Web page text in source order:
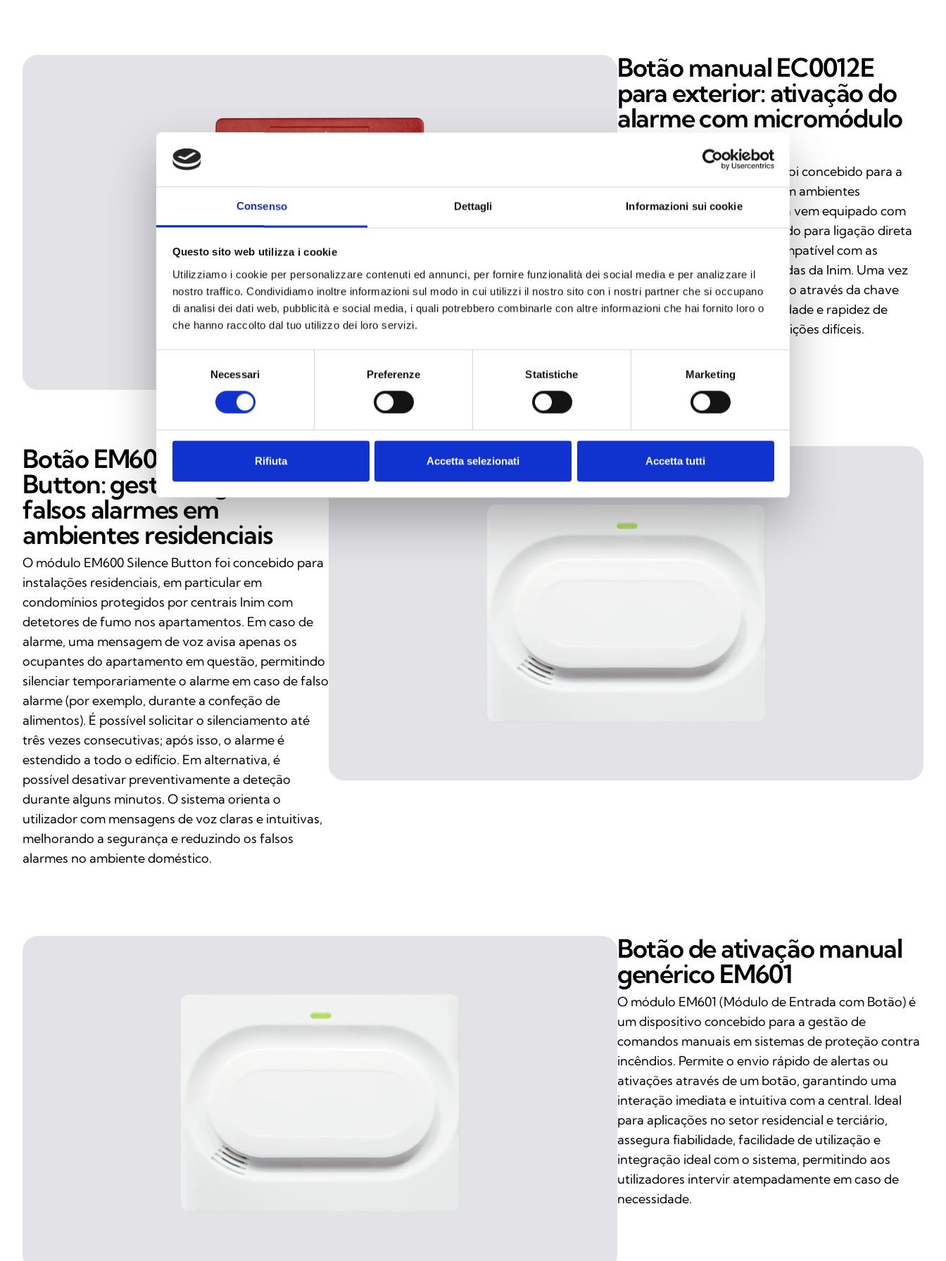
Consenso Dettagli Informazioni sui cookie
Questo sito web utilizza i cookie
Utilizziamo i cookie per personalizzare contenuti ed annunci, per fornire funzionalità dei social media e per analizzare il
nostro traffico. Condividiamo inoltre informazioni sul modo in cui utilizzi il nostro sito con i nostri partner che si occupano
di analisi dei dati web, pubblicità e social media, i quali potrebbero combinarle con altre informazioni che hai fornito loro o
che hanno raccolto dal tuo utilizzo dei loro servizi.
consenso
Necessari Preferenze Statistiche Marketing
Rifiuta Accetta selezionati Accetta tutti
Botão manual EC0012E
para exterior: ativação do
alarme com micromódulo
integrado
O botão de alarme EC0012E foi concebido para a
ativação manual do alarme em ambientes
exteriores. Robusto e fiável, já vem equipado com
um micromódulo pré-montado para ligação direta
ao circuito e é totalmente compatível com as
centrais analógicas direcionadas da Inim. Uma vez
ativado, pode ser reinicializado através da chave
fornecida, garantindo praticidade e rapidez de
intervenção, mesmo em condições difíceis.
Botão EM600 Silence
Button: gestão segura de
falsos alarmes em
ambientes residenciais
O módulo EM600 Silence Button foi concebido para
instalações residenciais, em particular em
condomínios protegidos por centrais Inim com
detetores de fumo nos apartamentos. Em caso de
alarme, uma mensagem de voz avisa apenas os
ocupantes do apartamento em questão, permitindo
silenciar temporariamente o alarme em caso de falso
alarme (por exemplo, durante a confeção de
alimentos). É possível solicitar o silenciamento até
três vezes consecutivas; após isso, o alarme é
estendido a todo o edifício. Em alternativa, é
possível desativar preventivamente a deteção
durante alguns minutos. O sistema orienta o
utilizador com mensagens de voz claras e intuitivas,
melhorando a segurança e reduzindo os falsos
alarmes no ambiente doméstico.
Botãode ativaçãomanual
genérico EM601
O módulo EM601 (Módulo de Entrada com Botão) é
um dispositivo concebido para a gestão de
comandos manuais em sistemas de proteção contra
incêndios. Permite o envio rápido de alertas ou
ativações através de um botão, garantindo uma
interação imediata e intuitiva com a central. Ideal
para aplicações no setor residencial e terciário,
assegura fiabilidade, facilidade de utilização e
integração ideal com o sistema, permitindo aos
utilizadores intervir atempadamente em caso de
necessidade.